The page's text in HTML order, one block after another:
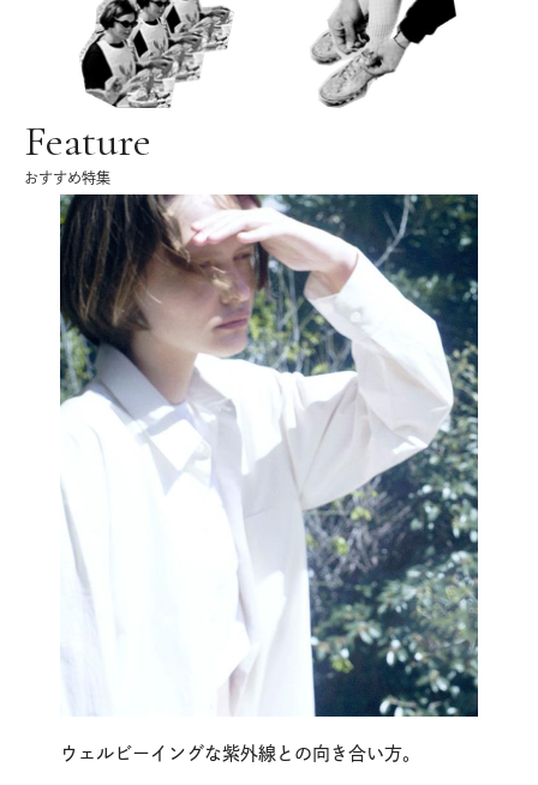
Feature
おすすめ特集
ウェルビーイングな紫外線との向き合い方。